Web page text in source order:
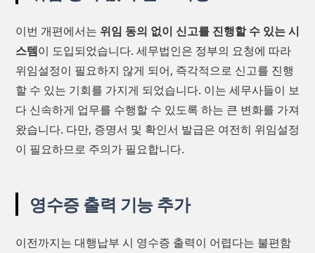
이번 개편에서는 위임 동의 없이 신고를 진행할 수 있는 시
스템이 도입되었습니다. 세무법인은 정부의 요청에 따라
위임설정이 필요하지 않게 되어, 즉각적으로 신고를 진행
할 수 있는 기회를 가지게 되었습니다. 이는 세무사들이 보
다 신속하게 업무를 수행할 수 있도록 하는 큰 변화를 가져
왔습니다. 다만, 증명서 및 확인서 발급은 여전히 위임설정
이 필요하므로 주의가 필요합니다.
영수증 출력 기능 추가
이전까지는 대행납부 시 영수증 출력이 어렵다는 불편함